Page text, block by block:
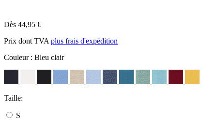
Dès 44,95 €
Prix dont TVA plus frais d'expédition
Couleur : Bleu clair
Taille:
S